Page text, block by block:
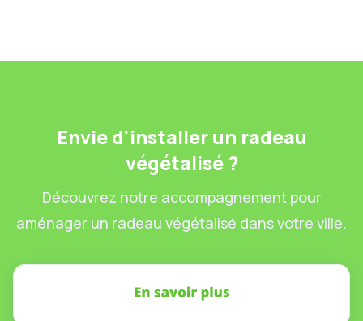
Envie d'installer un radeau
végétalisé ?
Découvrez notre accompagnement pour
aménager un radeau végétalisé dans votre ville.